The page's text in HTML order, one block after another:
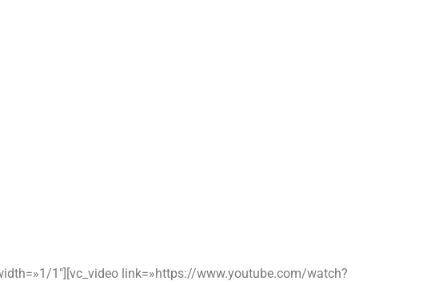
1″][vc_video link=»https://www.youtube.com/watch?